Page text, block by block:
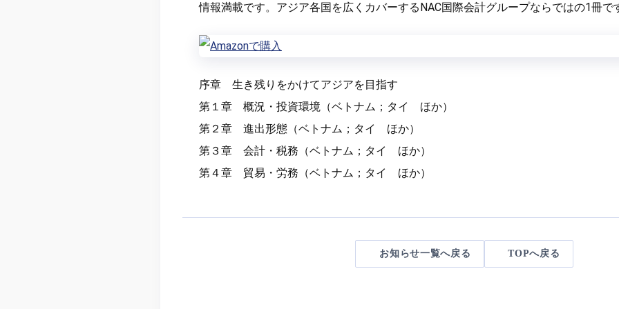
情報満載です。アジア各国を広くカバーするNAC国際会計グループならではの1冊で
序章 生き残りをかけてアジアを目指す
第１章 概況・投資環境（ベトナム；タイ ほか）
第２章 進出形態（ベトナム；タイ ほか）
第３章 会計・税務（ベトナム；タイ ほか）
第４章 貿易・労務（ベトナム；タイ ほか）
お知らせ一覧へ戻る TOPへ戻る